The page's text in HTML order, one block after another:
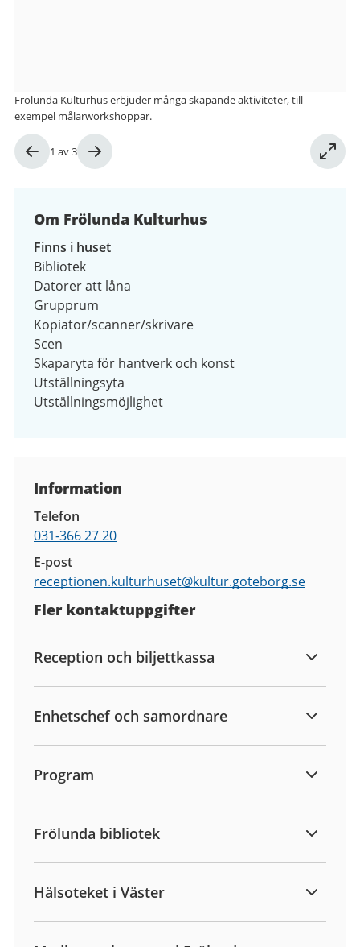
Bild
1 av3
Frölunda Kulturhus erbjuder många skapande aktiviteter, till
exempel målarworkshoppar.
Om Frölunda Kulturhus
Finns i huset
Bibliotek
Datorer att låna
Grupprum
Kopiator/scanner/skrivare
Scen
Skaparyta för hantverk och konst
Utställningsyta
Utställningsmöjlighet
Information
Telefon
031-366 27 20
E-post
receptionen.kulturhuset@kultur.goteborg.se
Fler kontaktuppgifter
Reception och biljettkassa
Enhetschef och samordnare
Program
Frölunda bibliotek
Hälsoteket i Väster